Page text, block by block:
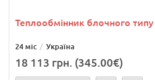
Теплообмінник блочного типу
24 міс Україна
18 113 грн. (345.00€)